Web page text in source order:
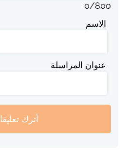
0/800
الاسم
عنوان المراسلة
أترك تعليقا